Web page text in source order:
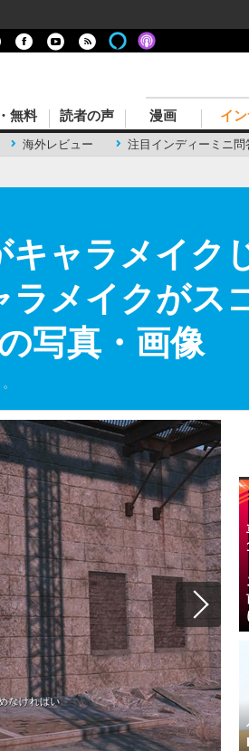
海外レビュー 注目インディーミニ問
無料 読者の声 漫画 イ
ャラメイク
メイクがス
写真・画像